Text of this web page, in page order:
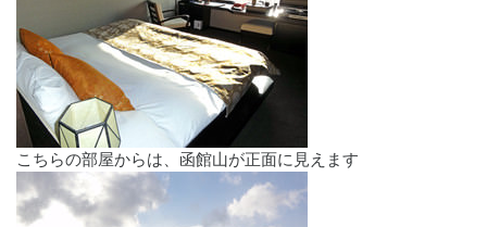
こちらの部屋からは、函館山が正面に見えます